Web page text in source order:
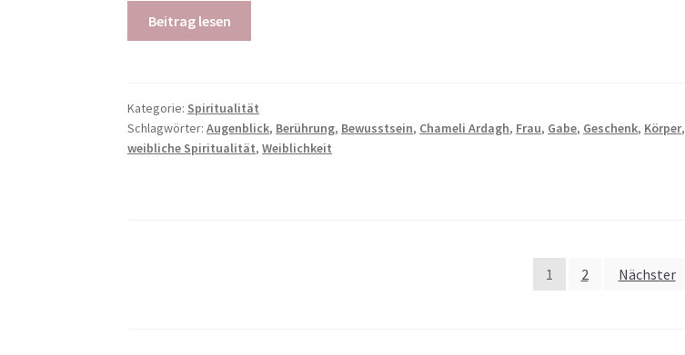
Beitrag lesen
Kategorie: Spiritualität
Schlagwörter:Augenblick, Berührung, Bewusstsein, Chameli Ardagh, Frau, Gabe, Geschenk, Körper,
weibliche Spiritualität,Weiblichkeit
1 2 Nächster